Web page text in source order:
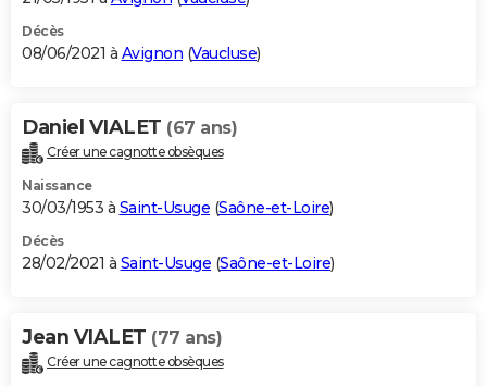
Décès
08/06/2021 à Avignon (Vaucluse)
Daniel VIALET (67 ans)
Créer une cagnotte obsèques
Naissance
30/03/1953 à Saint-Usuge (Saône-et-Loire)
Décès
28/02/2021 à Saint-Usuge (Saône-et-Loire)
Jean VIALET (77 ans)
Créer une cagnotte obsèques